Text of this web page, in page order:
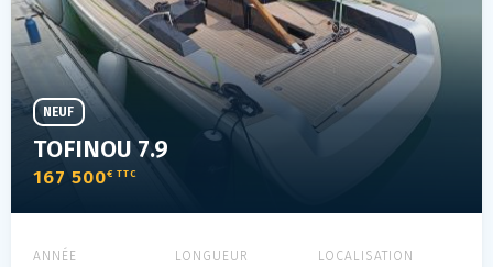
TOFINOU 7.9
167 500€ TTC
NEUF
ANNÉE LONGUEUR LOCALISATION